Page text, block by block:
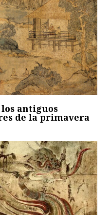
antiguos
de la primavera